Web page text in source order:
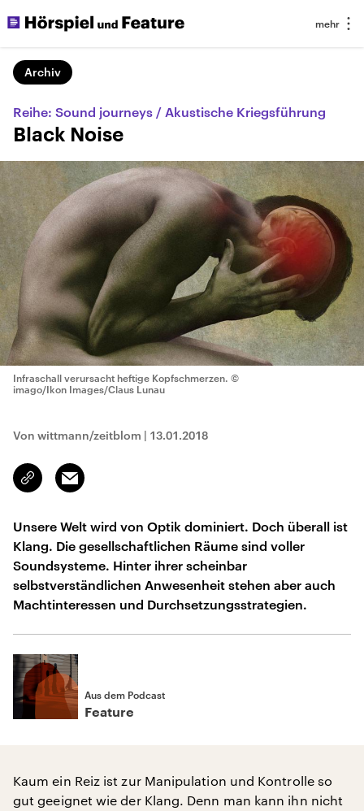
Archiv
Reihe: Sound journeys / Akustische Kriegsführung
Black Noise
Infraschall verursacht heftige Kopfschmerzen. ©
imago/Ikon Images/Claus Lunau
Von wittmann/zeitblom | 13.01.2018
Link
kopieren/teilen
Email
Unsere Welt wird von Optik dominiert. Doch überall ist
Klang. Die gesellschaftlichen Räume sind voller
Soundsysteme. Hinter ihrer scheinbar
selbstverständlichen Anwesenheit stehen aber auch
Machtinteressen und Durchsetzungsstrategien.
Aus dem Podcast
Feature
Kaum ein Reiz ist zur Manipulation und Kontrolle so
gut geeignet wie der Klang. Denn man kann ihn nicht